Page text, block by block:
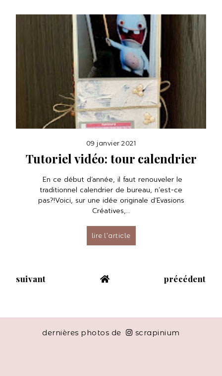
09 janvier 2021
Tutoriel vidéo: tour calendrier
En ce début d’année, il faut renouveler le
traditionnel calendrier de bureau, n’est-ce
pas?!Voici, sur une idée originale d’Evasions
Créatives,...
lire l’article
suivant précédent
dernières photos de scrapinium